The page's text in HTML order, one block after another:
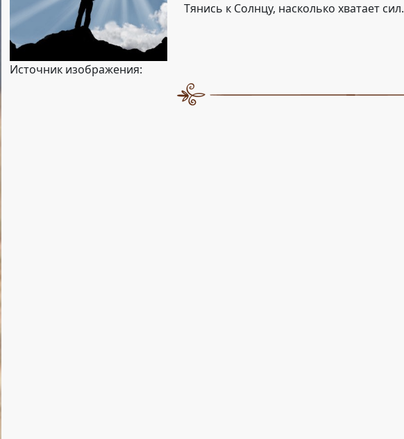
Источник изображения:
Тянись к Солнцу, насколько хватает сил.